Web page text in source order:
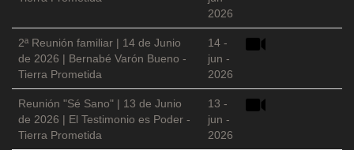
2026
2ª Reunión familiar | 14 de Junio
de 2026 | Bernabé Varón Bueno -
Tierra Prometida
14 -
jun -
2026
Reunión "Sé Sano" | 13 de Junio
de 2026 | El Testimonio es Poder -
Tierra Prometida
13 -
jun -
2026